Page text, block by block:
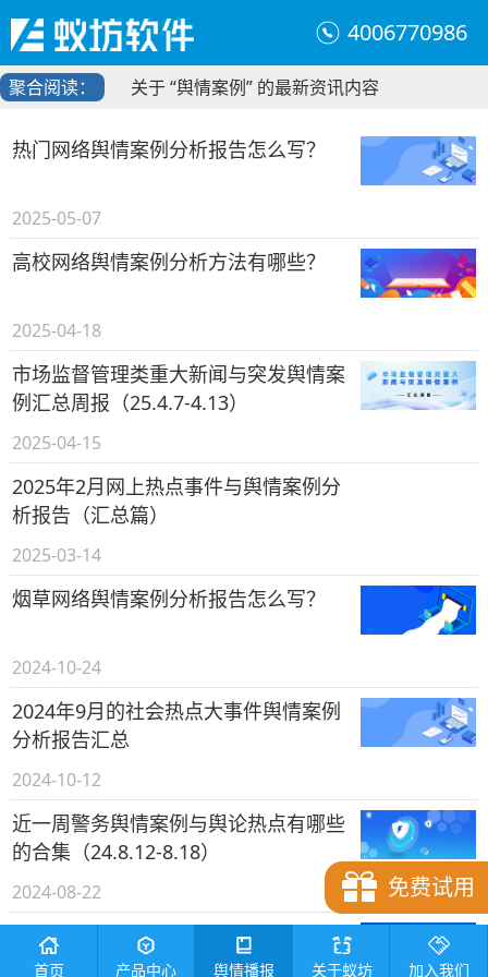
4006770986
聚合阅读： 关于 “舆情案例” 的最新资讯内容
热门网络舆情案例分析报告怎么写？
2025-05-07
高校网络舆情案例分析方法有哪些？
2025-04-18
市场监督管理类重大新闻与突发舆情案
例汇总周报（25.4.7-4.13）
2025-04-15
2025年2月网上热点事件与舆情案例分
析报告（汇总篇）
2025-03-14
烟草网络舆情案例分析报告怎么写？
2024-10-24
2024年9月的社会热点大事件舆情案例
分析报告汇总
2024-10-12
近一周警务舆情案例与舆论热点有哪些
的合集（24.8.12-8.18）
2024-08-22
文旅最近发生的突发热点大事件与舆情
案例盘点（24.8.5-8.11）
免费试用
首页 产品中心 舆情播报 关于蚁坊 加入我们